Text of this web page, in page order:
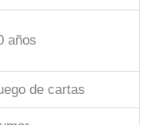
años
de cartas